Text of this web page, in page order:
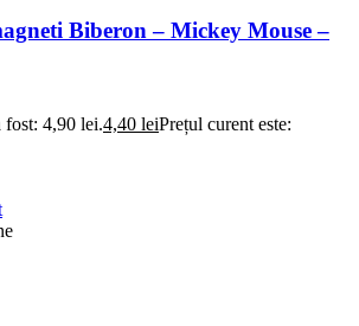
Biberon – Mickey Mouse –
4,90 lei.4,40 leiPrețul curent este: